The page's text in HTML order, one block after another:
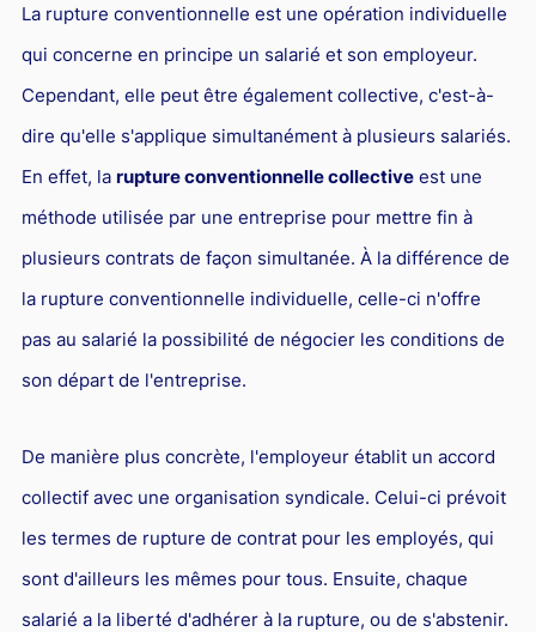
Procédures et tribunaux
Contentieux cession d’entreprise
Droit commercial
Responsabilité civile
Banque et Assurance
Droit bancaire
Jurisprudences et actualités
La rupture conventionnelle est une opération individuelle
qui concerne en principe un salarié et son employeur.
Cependant, elle peut être également collective, c'est-à-
dire qu'elle s'applique simultanément à plusieurs salariés.
En effet, la rupture conventionnelle collectiveest une
méthode utilisée par une entreprise pour mettre fin à
plusieurs contrats de façon simultanée. À la différence de
la rupture conventionnelle individuelle, celle-ci n'offre
pas au salarié la possibilité de négocier les conditions de
son départ de l'entreprise.
De manière plus concrète, l'employeur établit un accord
collectif avec une organisation syndicale. Celui-ci prévoit
les termes de rupture de contrat pour les employés, qui
sont d'ailleurs les mêmes pour tous. Ensuite, chaque
salarié a la liberté d'adhérer à la rupture, ou de s'abstenir.